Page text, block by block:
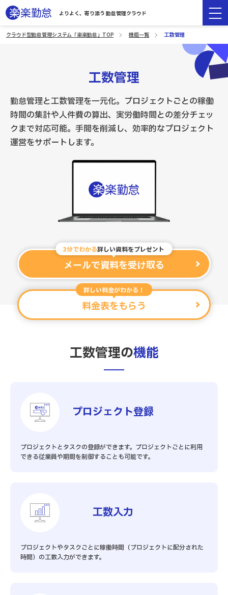
よりよく、寄り添う 勤怠管理クラウド
クラウド型勤怠管理システム「楽楽勤怠」TOP 機能一覧 工数管理
工数管理
勤怠管理と工数管理を一元化。プロジェクトごとの稼働
時間の集計や人件費の算出、実労働時間との差分チェッ
クまで対応可能。手間を削減し、効率的なプロジェクト
運営をサポートします。
3分でわかる詳しい資料をプレゼント
メールで資料を受け取る
詳しい料金がわかる！
料金表をもらう
工数管理の機能
プロジェクト登録
プロジェクトとタスクの登録ができます。プロジェクトごとに利用
できる従業員や期間を制御することも可能です。
工数入力
プロジェクトやタスクごとに稼働時間（プロジェクトに配分された
時間）の工数入力ができます。